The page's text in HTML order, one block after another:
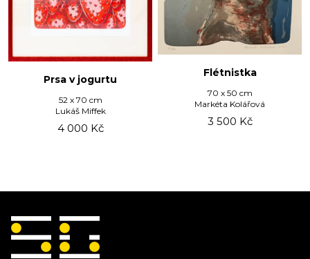
Prsa v jogurtu
52 x 70 cm
Lukáš Miffek
4 000 Kč
Flétnistka
70 x 50 cm
Markéta Kolářová
3 500 Kč